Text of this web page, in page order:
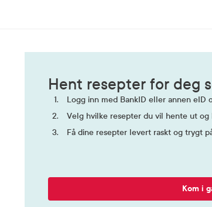
Hent resepter for deg
Logg inn med BankID eller annen
Velg hvilke resepter du vil hente ut
Få dine resepter levert raskt og trygt
Kom i